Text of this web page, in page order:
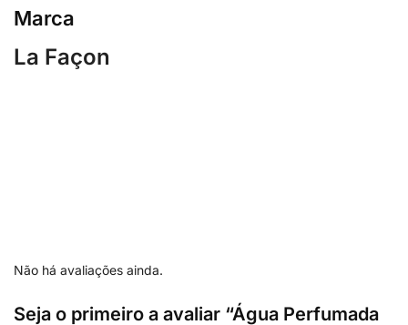
Marca
La Façon
Não há avaliações ainda.
Seja o primeiro a avaliar “Água Perfumada